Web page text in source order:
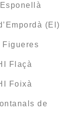
(El)
Figueres
Flaçà
Foixà
de